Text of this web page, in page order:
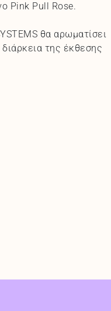
Pink Pull Rose.
θα αρωματίσει
της έκθεσης